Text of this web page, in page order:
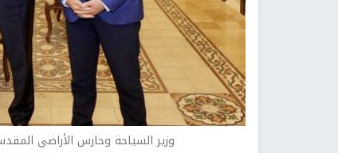
وزير السياحة وحارس الأراضي